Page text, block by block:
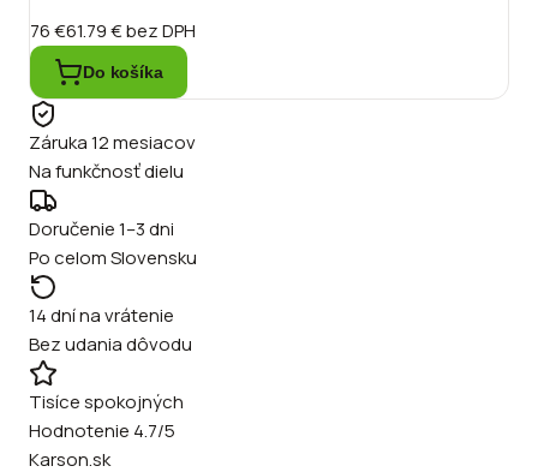
76 €61.79 €bez DPH
Do košíka
Záruka 12 mesiacov
Na funkčnosť dielu
Doručenie 1–3 dni
Po celom Slovensku
14 dní na vrátenie
Bez udania dôvodu
Tisíce spokojných
Hodnotenie 4.7/5
Karson.sk